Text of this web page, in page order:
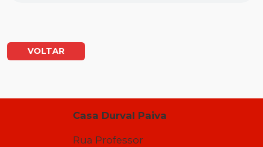
VOLTAR
Casa Durval Paiva
Rua Professor